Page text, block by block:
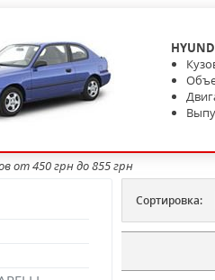
от 450 грн до 855 грн
Сортировка: